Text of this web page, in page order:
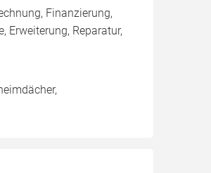
Finanzierung,
Erweiterung, Reparatur,